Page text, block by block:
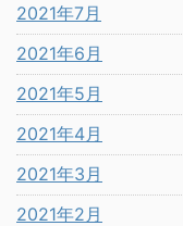
2021年7月
2021年6月
2021年5月
2021年4月
2021年3月
2021年2月